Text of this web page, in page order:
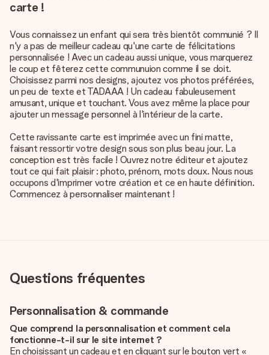
carte !
Vous connaissez un enfant qui sera très bientôt communié ? Il
n'y a pas de meilleur cadeau qu'une carte de félicitations
personnalisée ! Avec un cadeau aussi unique, vous marquerez
le coup et fêterez cette communuion comme il se doit.
Choisissez parmi nos designs, ajoutez vos photos préférées,
un peu de texte et TADAAA ! Un cadeau fabuleusement
amusant, unique et touchant. Vous avez même la place pour
ajouter un message personnel à l'intérieur de la carte.
Cette ravissante carte est imprimée avec un fini matte,
faisant ressortir votre design sous son plus beau jour. La
conception est très facile ! Ouvrez notre éditeur et ajoutez
tout ce qui fait plaisir : photo, prénom, mots doux. Nous nous
occupons d'imprimer votre création et ce en haute définition.
Commencez à personnaliser maintenant !
Questions fréquentes
Personnalisation & commande
Que comprend la personnalisation et comment cela
fonctionne-t-il sur le site internet ?
En choisissant un cadeau et en cliquant sur le bouton vert «